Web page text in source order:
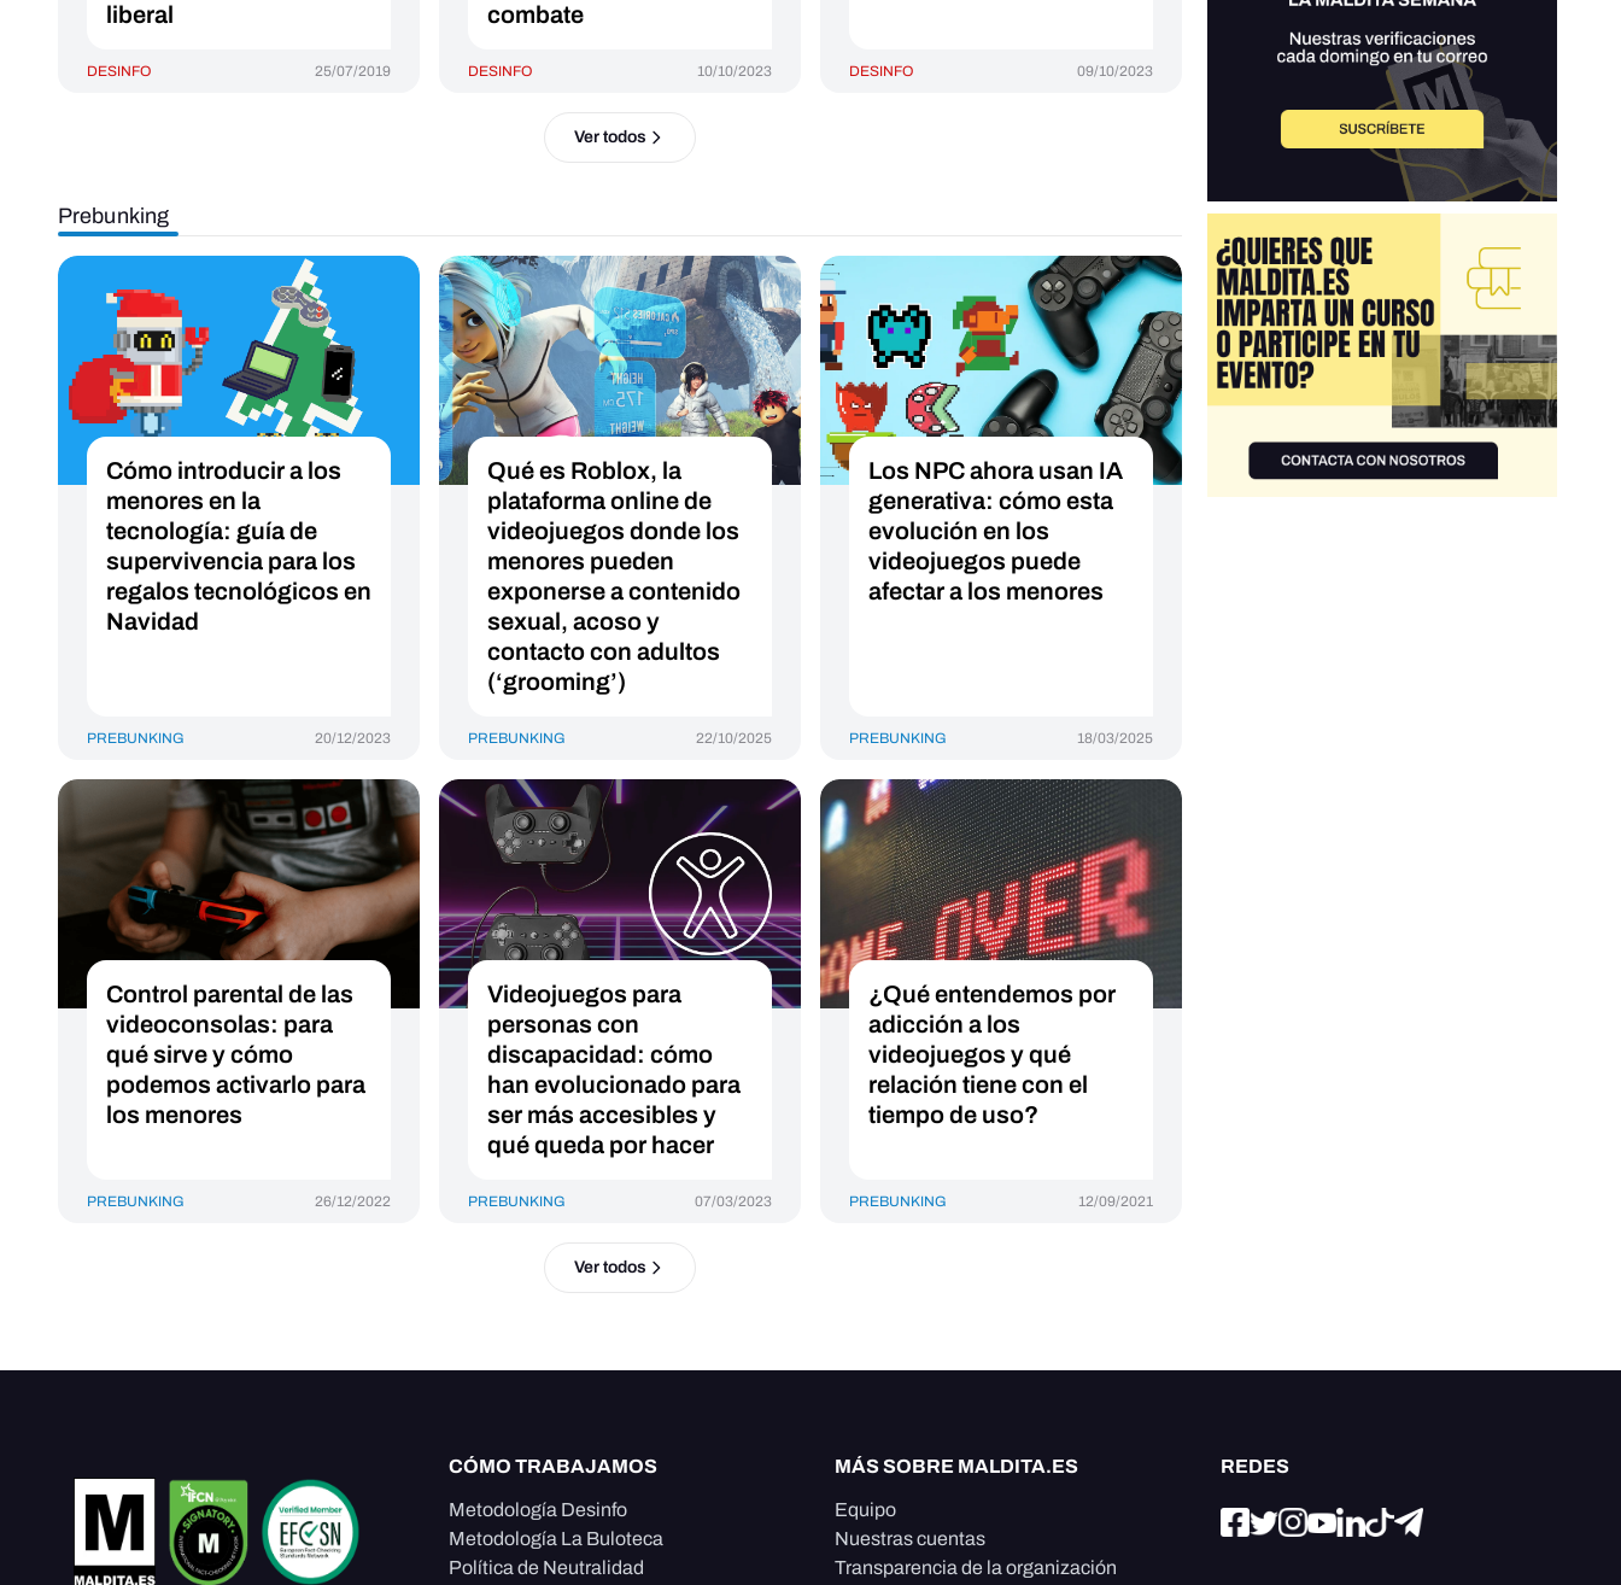
liberal
DESINFO 25/07/2019
combate
DESINFO 10/10/2023 DESINFO 09/10/2023
Ver todos
Prebunking
Cómo introducir a los
menores en la
tecnología: guía de
supervivencia para los
regalos tecnológicos en
Navidad
PREBUNKING 20/12/2023
Qué es Roblox, la
plataforma online de
videojuegos donde los
menores pueden
exponerse a contenido
sexual, acoso y
contacto con adultos
(‘grooming’)
PREBUNKING 22/10/2025
Los NPC ahora usan IA
generativa: cómo esta
evolución en los
videojuegos puede
afectar a los menores
PREBUNKING 18/03/2025
Control parental de las
videoconsolas: para
qué sirve y cómo
podemos activarlo para
los menores
PREBUNKING 26/12/2022
Videojuegos para
personas con
discapacidad: cómo
han evolucionado para
ser más accesibles y
qué queda por hacer
PREBUNKING 07/03/2023
¿Qué entendemos por
adicción a los
videojuegos y qué
relación tiene con el
tiempo de uso?
PREBUNKING 12/09/2021
Ver todos
CÓMO TRABAJAMOS
Metodología Desinfo
Metodología La Buloteca
Política de Neutralidad
MÁS SOBRE MALDITA.ES
Equipo
Nuestras cuentas
Transparencia de la organización
REDES